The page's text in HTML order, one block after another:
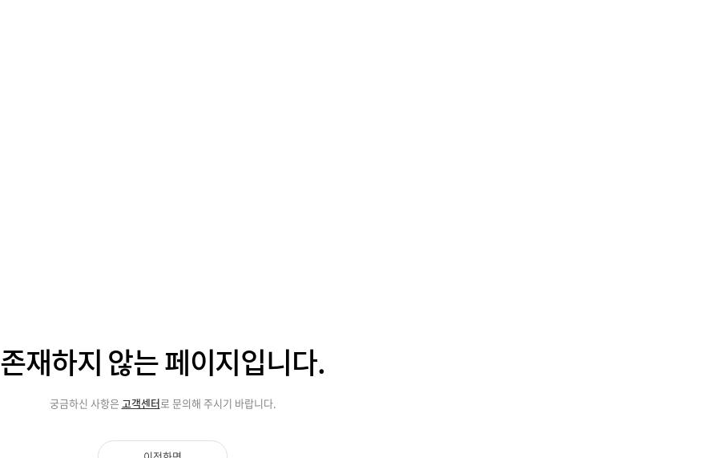
존재하지 않는페이지입니다.
궁금하신 사항은 고객센터로 문의해 주시기 바랍니다.